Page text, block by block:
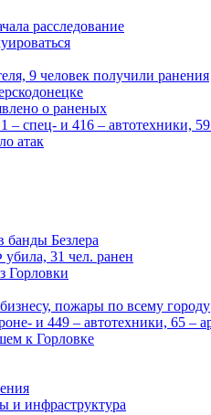
расследование
9 человек получили ранения
о раненых
спец- и 416 – автотехники,
атак
банды Безлера
31 чел. ранен
Горловки
пожары по всему городу
и 449 – автотехники, 65 –
к Горловке
и инфраструктура